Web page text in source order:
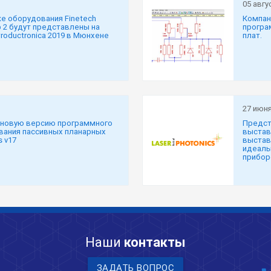
оборудования Finetech
2 будут представлены на
2019 в Мюнхене
05
плат.
версию программного
пассивных планарных
v17
27
Наши контакты
ЗАДАТЬ ВОПРОС